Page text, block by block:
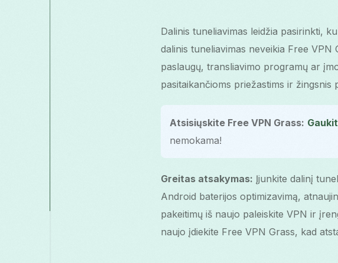
Dalinis tuneliavimas leidžia pasirinkti,
dalinis tuneliavimas neveikia Free
paslaugų, transliavimo programų ar
pasitaikančioms priežastims ir žingsnis
Atsisiųskite Free VPN Grass:
nemokama!
Greitas atsakymas: Įjunkite dalinį
Android baterijos optimizavimą,
pakeitimų iš naujo paleiskite VPN ir
naujo įdiekite Free VPN Grass, kad